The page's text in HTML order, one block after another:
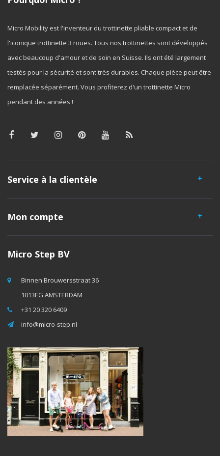
Micro Mobility est l'inventeur du trottinette pliable compact et de
l'iconique trottinette 3 roues. Tous nos trottinettes sont développés
avec beaucoup d'amour et de soin en Suisse. Ils ont été largement
testés pour la sécurité et sont très durables. Chaque pièce peut être
remplacée séparément. Vous profiterez d'un trottinette Micro
pendant des années !
Service à la clientèle
Mon compte
Micro Step BV
Binnen Brouwersstraat 36
1013EG AMSTERDAM
+31 20 320 6409
info@micro-step.nl